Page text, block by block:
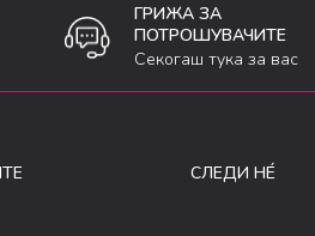
ГРИЖА ЗА
ПОТРОШУВАЧИТЕ
Секогаш тука за вас
СЛЕДИ НÉ